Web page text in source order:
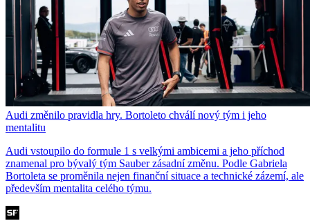
Audi změnilo pravidla hry. Bortoleto chválí nový tým i jeho
mentalitu
Audi vstoupilo do formule 1 s velkými ambicemi a jeho příchod
znamenal pro bývalý tým Sauber zásadní změnu. Podle Gabriela
Bortoleta se proměnila nejen finanční situace a technické zázemí, ale
především mentalita celého týmu.